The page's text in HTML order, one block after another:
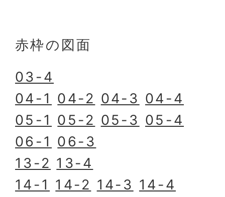
赤枠の図面
03-4
04-1 04-2 04-3 04-4
05-1 05-2 05-3 05-4
06-1 06-3
13-2 13-4
14-1 14-2 14-3 14-4